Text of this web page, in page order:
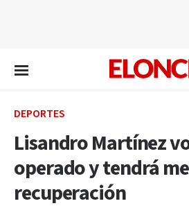
DEPORTES
Lisandro Martínez
operado y tendrá
recuperación